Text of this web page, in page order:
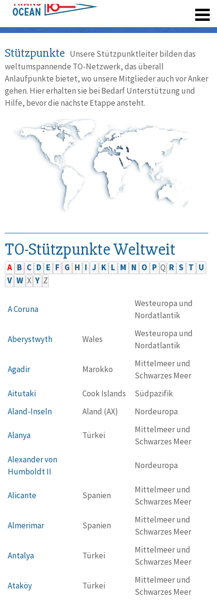
Stützpunkte Unsere Stützpunktleiter bilden das
weltumspannende TO-Netzwerk, das überall
Anlaufpunkte bietet, wo unsere Mitglieder auch vor Anker
gehen. Hier erhalten sie bei Bedarf Unterstützung und
Hilfe, bevor die nächste Etappe ansteht.
TO-Stützpunkte Weltweit
A B C D E F G H I J K L M N O P Q R S T U
V W X Y Z
A Coruna
Westeuropa und
Nordatlantik
Aberystwyth Wales
Westeuropa und
Nordatlantik
Agadir Marokko
Mittelmeer und
Schwarzes Meer
Aitutaki
Cook Islands
Südpazifik
Aland-Inseln
Aland (AX) Nordeuropa
Alanya Türkei
Mittelmeer und
Schwarzes Meer
Alexander von
Humboldt II
Nordeuropa
Alicante Spanien
Mittelmeer und
Schwarzes Meer
Almerimar Spanien
Mittelmeer und
Schwarzes Meer
Antalya Türkei
Mittelmeer und
Schwarzes Meer
Ataköy Türkei
Mittelmeer und
Schwarzes Meer